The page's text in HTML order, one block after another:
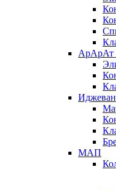
АрАрАт
МАП